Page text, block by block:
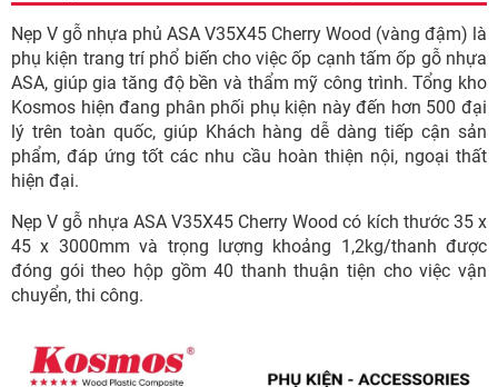
Nẹp V gỗ nhựa phủ ASA V35X45 Cherry Wood (vàng đậm) là
phụ kiện trang trí phổ biến cho việc ốp cạnh tấm ốp gỗ nhựa
ASA, giúp gia tăng độ bền và thẩm mỹ công trình. Tổng kho
Kosmos hiện đang phân phối phụ kiện này đến hơn 500 đại
lý trên toàn quốc, giúp Khách hàng dễ dàng tiếp cận sản
phẩm, đáp ứng tốt các nhu cầu hoàn thiện nội, ngoại thất
hiện đại.
Nẹp V gỗ nhựa ASA V35X45 Cherry Wood có kích thước 35 x
45 x 3000mm và trọng lượng khoảng 1,2kg/thanh được
đóng gói theo hộp gồm 40 thanh thuận tiện cho việc vận
chuyển, thi công.